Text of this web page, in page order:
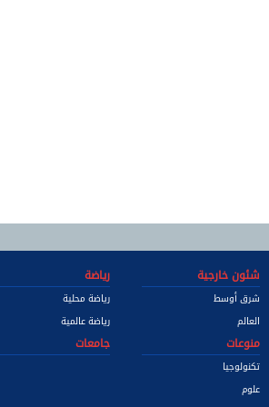
شئون خارجية
شرق أوسط
العالم
رياضة
رياضة محلية
رياضة عالمية
منوعات
تكنولوجيا
علوم
جامعات